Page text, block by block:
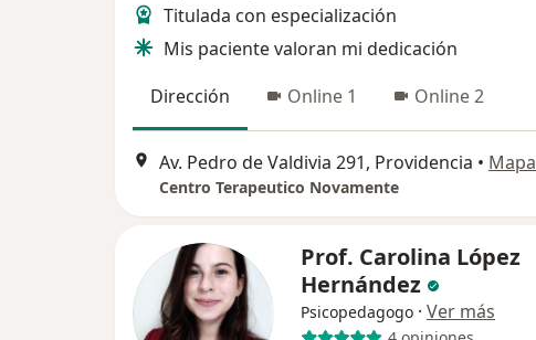
Titulada con especialización
Mis paciente valoran mi dedicación
Dirección
Online 1 Online 2
Av. Pedro de Valdivia 291, Providencia • Mapa
Centro Terapeutico Novamente
Prof. Carolina López
Hernández
Psicopedagogo · Ver más